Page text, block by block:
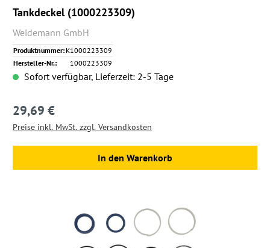
Tankdeckel (1000223309)
Weidemann GmbH
Produktnummer: K1000223309
Hersteller-Nr.:
1000223309
Sofort verfügbar, Lieferzeit: 2-5 Tage
Regulärer Preis:
29,69 €
Preise inkl. MwSt. zzgl. Versandkosten
In den Warenkorb